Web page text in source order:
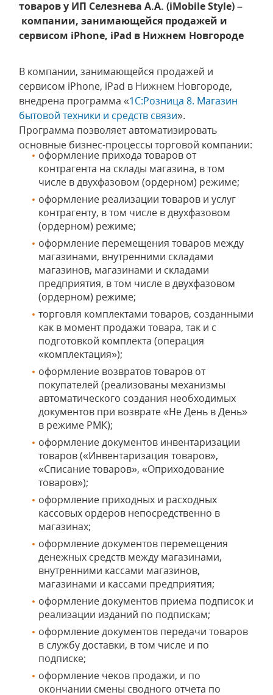
товаров у ИП Селезнева А.А. (iMobile Style) –
компании, занимающейся продажей и
сервисом iPhone, iPad в Нижнем Новгороде
В компании, занимающейся продажей и
сервисом iPhone, iPad в Нижнем Новгороде,
внедрена программа «1С:Розница 8. Магазин
бытовой техники и средств связи».
Программа позволяет автоматизировать
основные бизнес-процессы торговой компании:
оформление прихода товаров от
контрагента на склады магазина, в том
числе в двухфазовом (ордерном) режиме;
оформление реализации товаров и услуг
контрагенту, в том числе в двухфазовом
(ордерном) режиме;
оформление перемещения товаров между
магазинами, внутренними складами
магазинов, магазинами и складами
предприятия, в том числе в двухфазовом
(ордерном) режиме;
торговля комплектами товаров, созданными
как в момент продажи товара, так и с
подготовкой комплекта (операция
«комплектация»);
оформление возвратов товаров от
покупателей (реализованы механизмы
автоматического создания необходимых
документов при возврате «Не День в День»
в режиме РМК);
оформление документов инвентаризации
товаров («Инвентаризация товаров»,
«Списание товаров», «Оприходование
товаров»);
оформление приходных и расходных
кассовых ордеров непосредственно в
магазинах;
оформление документов перемещения
денежных средств между магазинами,
внутренними кассами магазинов,
магазинами и кассами предприятия;
оформление документов приема подписок и
реализации изданий по подпискам;
оформление документов передачи товаров
в службу доставки, в том числе и по
подписке;
оформление чеков продажи, и по
окончании смены сводного отчета по